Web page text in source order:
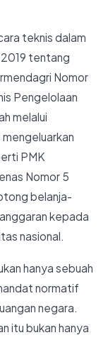
teknis dalam
2019 tentang
Nomor
Pengelolaan
melalui
PMK
Nomor 5
belanja-
kepada
nasional.
hanya sebuah
normatif
negara.
itu bukan hanya